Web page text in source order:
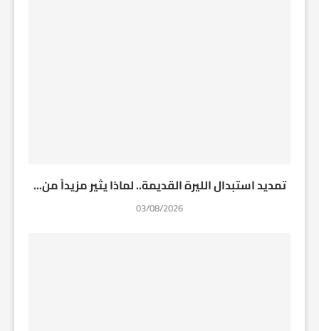
تمديد استبدال الليرة القديمة.. لماذا يثير مزيداً من...
03/08/2026